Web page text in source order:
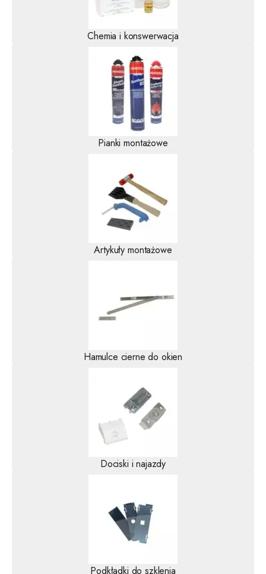
Chemia i konswerwacja
Pianki montażowe
Artykuły montażowe
Hamulce cierne do okien
Dociski i najazdy
Podkładki do szklenia